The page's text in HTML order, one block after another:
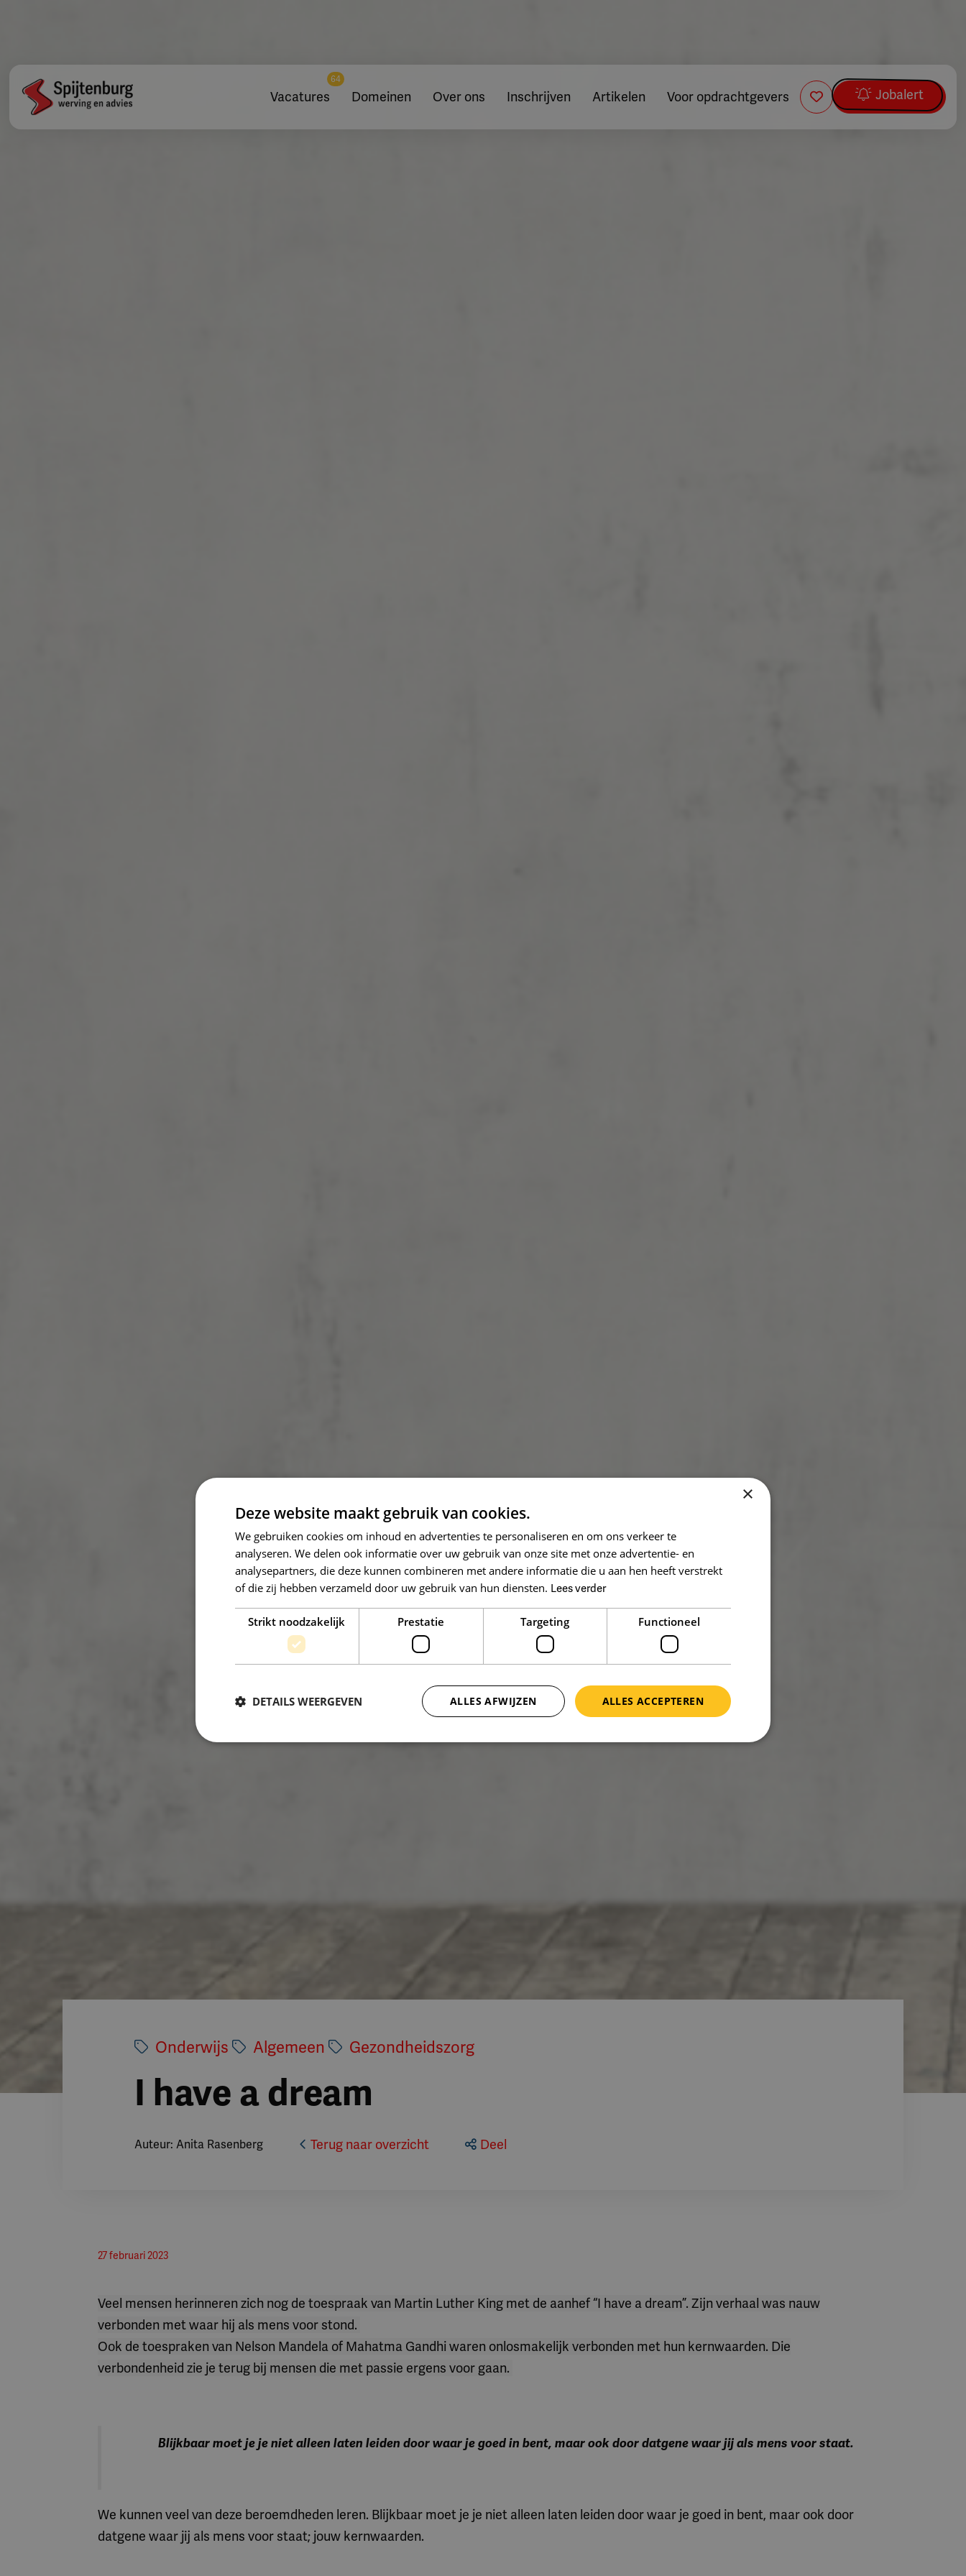
Vacatures
64
Domeinen Over ons Inschrijven Artikelen Voor opdrachtgevers Jobalert
Onderwijs Algemeen Gezondheidszorg
I have a dream
Auteur: Anita Rasenberg Terug naar overzicht Deel
27 februari 2023
Veel mensen herinneren zich nog de toespraak van Martin Luther King met de aanhef “I have a dream”. Zijn verhaal was nauw
verbonden met waar hij als mens voor stond.
Ook de toespraken van Nelson Mandela of Mahatma Gandhi waren onlosmakelijk verbonden met hun kernwaarden. Die
verbondenheid zie je terug bij mensen die met passie ergens voor gaan.
Blijkbaar moet je je niet alleen laten leiden door waar je goed in bent, maar ook door datgene waar jij als mens voor staat.
We kunnen veel van deze beroemdheden leren. Blijkbaar moet je je niet alleen laten leiden door waar je goed in bent, maar ook door
datgene waar jij als mens voor staat; jouw kernwaarden.
×
Deze website maakt gebruik van cookies.
We gebruiken cookies om inhoud en advertenties te personaliseren en om ons verkeer te
analyseren. We delen ook informatie over uw gebruik van onze site met onze advertentie- en
analysepartners, die deze kunnen combineren met andere informatie die u aan hen heeft verstrekt
of die zij hebben verzameld door uw gebruik van hun diensten. Lees verder
Strikt noodzakelijk Prestatie Targeting Functioneel
ALLES ACCEPTEREN
ALLES AFWIJZEN
DETAILS WEERGEVEN